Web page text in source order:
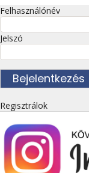
Felhasználónév
Jelszó
Regisztrálok